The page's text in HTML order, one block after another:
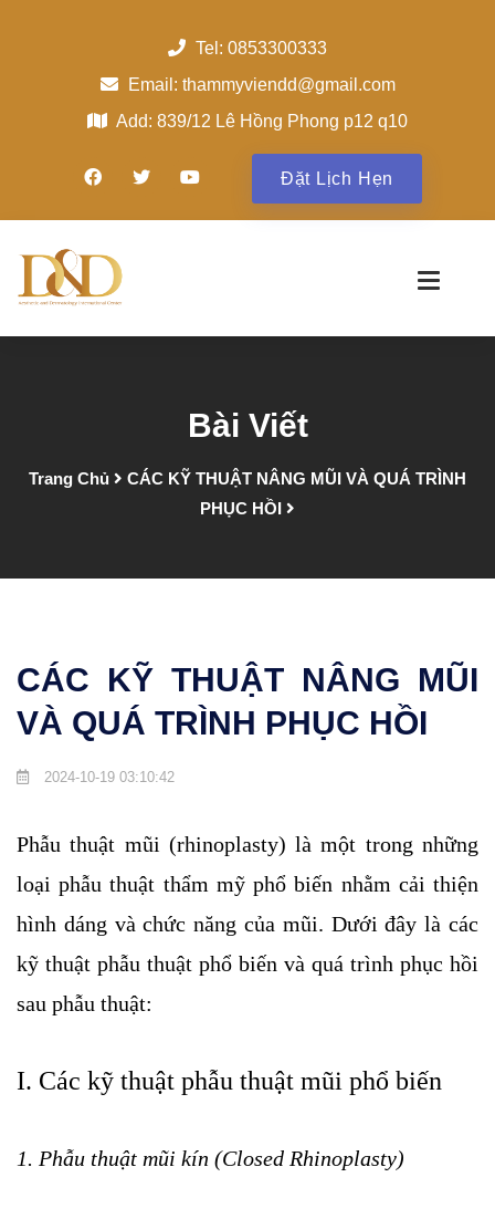
Tel: 0853300333
Email: thammyviendd@gmail.com
Add: 839/12 Lê Hồng Phong p12 q10
Đặt Lịch Hẹn
Bài Viết
Trang Chủ
CÁC KỸ THUẬT NÂNG MŨI VÀ QUÁ TRÌNH
PHỤC HỒI
CÁC KỸ THUẬT NÂNG MŨI
VÀ QUÁ TRÌNH PHỤC HỒI
2024-10-19 03:10:42
Phẫu thuật mũi (rhinoplasty) là một trong những
loại phẫu thuật thẩm mỹ phổ biến nhằm cải thiện
hình dáng và chức năng của mũi. Dưới đây là các
kỹ thuật phẫu thuật phổ biến và quá trình phục hồi
sau phẫu thuật:
I. Các kỹ thuật phẫu thuật mũi phổ biến
1. Phẫu thuật mũi kín (Closed Rhinoplasty)